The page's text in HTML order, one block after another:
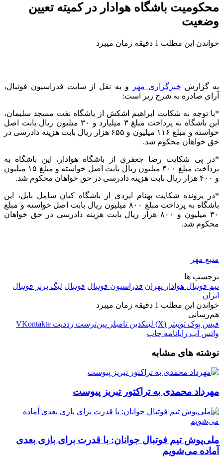
محکومیت باشگاه هوادار در کمیته تعیین
وضعیت
خواندن این مطلب 1 دقیقه زمان میبرد
به گزارش خبرگزاری مهر
و به نقل از سایت فدراسیون فوتبال،
آرای صادره به شرح زیر است:
*با توجه به شکایت ابراهیم اشکش از باشگاه نفت مسجد سلیمان،
این باشگاه به پرداخت مبلغ ۳ میلیارد و ۳۰ میلیون ریال بابت اصل
خواسته و مبلغ ۱۱۶ میلیون و ۶۵۵ هزار ریال بابت هزینه دادرسی در
حق خواهان محکوم شد.
*در پی شکایت رضا جعفری از باشگاه هوادار، این باشگاه به
پرداخت مبلغ ۴۰۰ میلیون ریال بابت اصل خواسته و مبلغ ۱۵ میلیون
و ۴۰۰ هزار ریال بابت هزینه دادرسی در حق خواهان محکوم شد.
*در پرونده شکایت بهنام ایزدی از باشگاه کیان سامل بابل، این
باشگاه به پرداخت مبلغ ۸۰۰ میلیون ریال بابت اصل خواسته و مبلغ
۳۰ میلیون و ۸۰۰ هزار ریال بابت هزینه دادرسی در حق خواهان
محکوم شد.
منبع مهر
برچسب ها
تیم فوتبال هوادار تهران فدراسیون فوتبال فوتبال لیگ برتر فوتبال
ایران
خواندن این مطلب 1 دقیقه زمان میبرد
هم‌رسانی
فیس بوک توییتر (X) لینکدین ‫تامبلر ‫پین‌ترست ‫رددیت ‫VKontakte
واتس آپ رایانامه چاپ
نوشته های مشابه
مهرداد محمدی به تراکتور تبریز پیوست
ملی‌پوش تیم فوتبال جوانان: با قدرت برای بازی بعدی
آماده می‌شویم